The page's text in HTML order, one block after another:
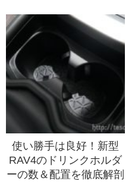
使い勝手は良好！新型
RAV4のドリンクホルダ
ーの数＆配置を徹底解剖